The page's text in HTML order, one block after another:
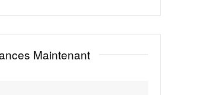
Maintenant